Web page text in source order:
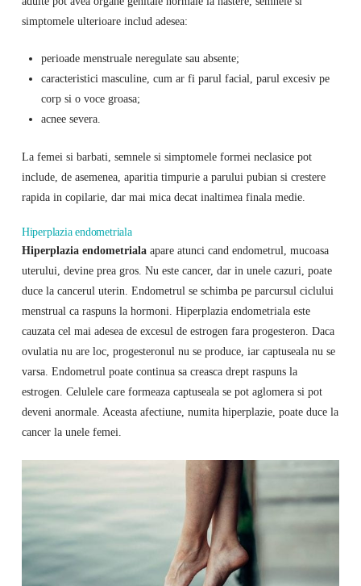
simptomele ulterioare includ adesea:
perioade menstruale neregulate sau absente;
caracteristici masculine, cum ar fi parul facial, parul excesiv pe
corp si o voce groasa;
acnee severa.
La femei si barbati, semnele si simptomele formei neclasice pot
include, de asemenea, aparitia timpurie a parului pubian si crestere
rapida in copilarie, dar mai mica decat inaltimea finala medie.
Hiperplazia endometriala
Hiperplazia endometrialaapare atunci cand endometrul, mucoasa
uterului, devine prea gros. Nu este cancer, dar in unele cazuri, poate
duce la cancerul uterin. Endometrul se schimba pe parcursul ciclului
menstrual ca raspuns la hormoni. Hiperplazia endometriala este
cauzata cel mai adesea de excesul de estrogen fara progesteron. Daca
ovulatia nu are loc, progesteronul nu se produce, iar captuseala nu se
varsa. Endometrul poate continua sa creasca drept raspuns la
estrogen. Celulele care formeaza captuseala se pot aglomera si pot
deveni anormale. Aceasta afectiune, numita hiperplazie, poate duce la
cancer la unele femei.